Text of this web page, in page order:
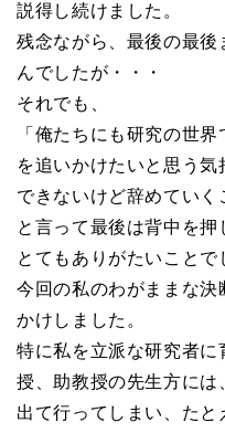
説得し続けました。
残念ながら、最後の最
んでしたが・・・
それでも、
「俺たちにも研究の世
を追いかけたいと思う
できないけど辞めていく
と言って最後は背中を押
とてもありがたいことで
今回の私のわがままな
かけしました。
特に私を立派な研究者
授、助教授の先生方に
出て行ってしまい、たと